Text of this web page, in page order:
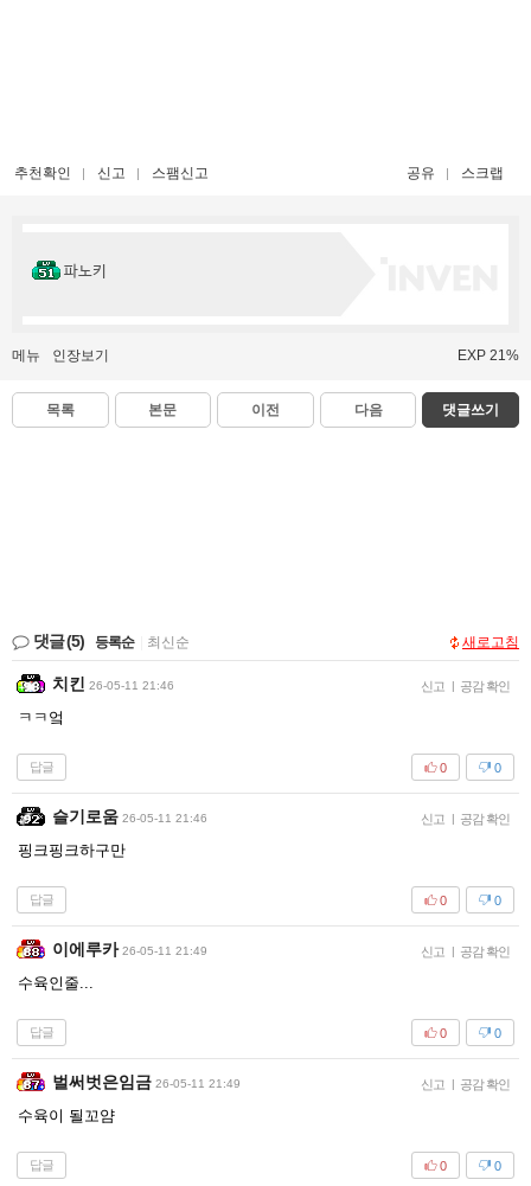
추천확인 신고 스팸신고 공유 스크랩
파노키
메뉴 인장보기 EXP 21%
목록 본문 이전 다음 댓글쓰기
댓글(5) 등록순 최신순 새로고침
치킨 26-05-11 21:46 신고 공감 확인
ㅋㅋ엌
답글 0
0
슬기로움 26-05-11 21:46 신고 공감 확인
핑크핑크하구만
답글 0
0
이에루카 26-05-11 21:49 신고 공감 확인
수육인줄...
답글 0
0
벌써벗은임금 26-05-11 21:49 신고 공감 확인
수육이 될꼬얌
답글 0
0